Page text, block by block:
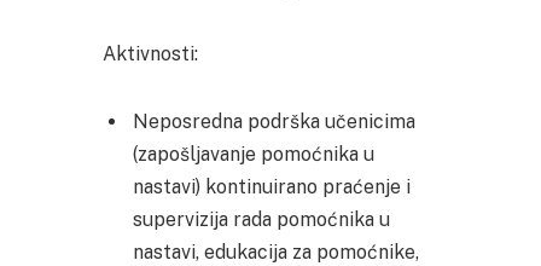
Aktivnosti:
Neposredna podrška učenicima
(zapošljavanje pomoćnika u
nastavi) kontinuirano praćenje i
supervizija rada pomoćnika u
nastavi, edukacija za pomoćnike,